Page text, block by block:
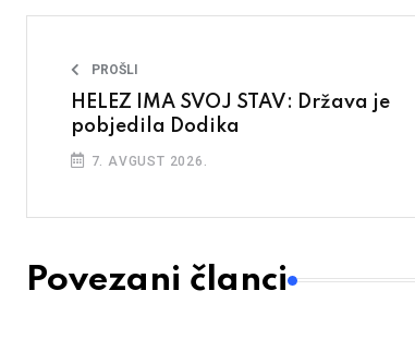
PROŠLI
HELEZ IMA SVOJ STAV: Država je
pobjedila Dodika
7. AVGUST 2026.
Povezani članci